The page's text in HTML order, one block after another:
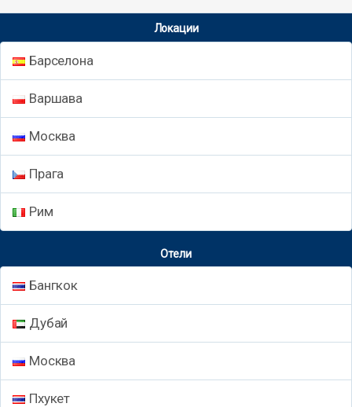
Локации
Барселона
Варшава
Москва
Прага
Рим
Отели
Бангкок
Дубай
Москва
Пхукет